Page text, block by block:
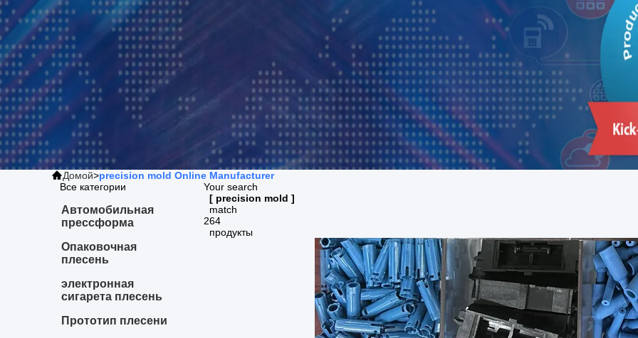
Search ResultДомой>precision mold Online Manufacturer
Все категории
Автомобильная
прессформа
Опаковочная
плесень
электронная
сигарета плесень
Прототип плесени
Your search
[ precision mold ]
match
264
продукты